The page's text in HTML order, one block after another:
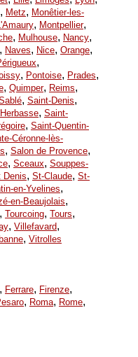
, Metz, Monêtier-les-
, Montpellier,
, Mulhouse, Nancy,
, Naves, Nice, Orange,
,
, Pontoise, Prades,
, Quimper, Reims,
, Saint-Denis,
, Saint-
, Saint-Quentin-
Céronne-lès-
, Salon de Provence,
, Sceaux, Souppes-
Denis, St-Claude, St-
en-Yvelines,
en-Beaujolais,
, Tourcoing, Tours,
, Villefavard,
, Vitrolles
, Ferrare, Firenze,
, Roma, Rome,